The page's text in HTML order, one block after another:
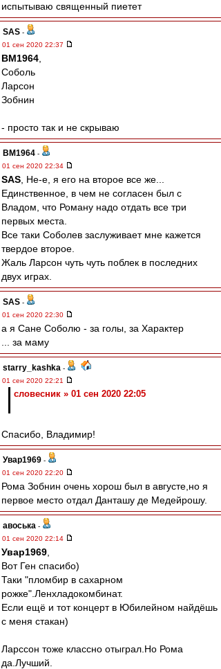
испытываю священный пиетет
SAS -
01 сен 2020 22:37
BM1964
Соболь
Ларсон
Зобнин
- просто так и не скрываю
BM1964 -
01 сен 2020 22:34
SAS , Не-е, я его на второе все же...
Единственное, в чем не согласен был с
Владом, что Роману надо отдать все три
первых места.
Все таки Соболев заслуживает мне кажется
твердое второе.
Жаль Ларсон чуть чуть поблек в последних
двух играх.
SAS -
01 сен 2020 22:30
а я Сане Соболю - за голы, за Характер
... за маму
starry_kashka -
01 сен 2020 22:21
словесник » 01 сен 2020 22:05
Спасибо, Владимир!
Увар1969 -
01 сен 2020 22:20
Рома Зобнин очень хорош был в августе,но я
первое место отдал Данташу де Медейрошу.
авоська -
01 сен 2020 22:14
Увар1969
Вот Ген спасибо)
Таки "пломбир в сахарном
рожке".Ленхладокомбинат.
Если ещё и тот концерт в Юбилейном найдёшь
с меня стакан)
Ларссон тоже классно отыграл.Но Рома
да.Лучший.